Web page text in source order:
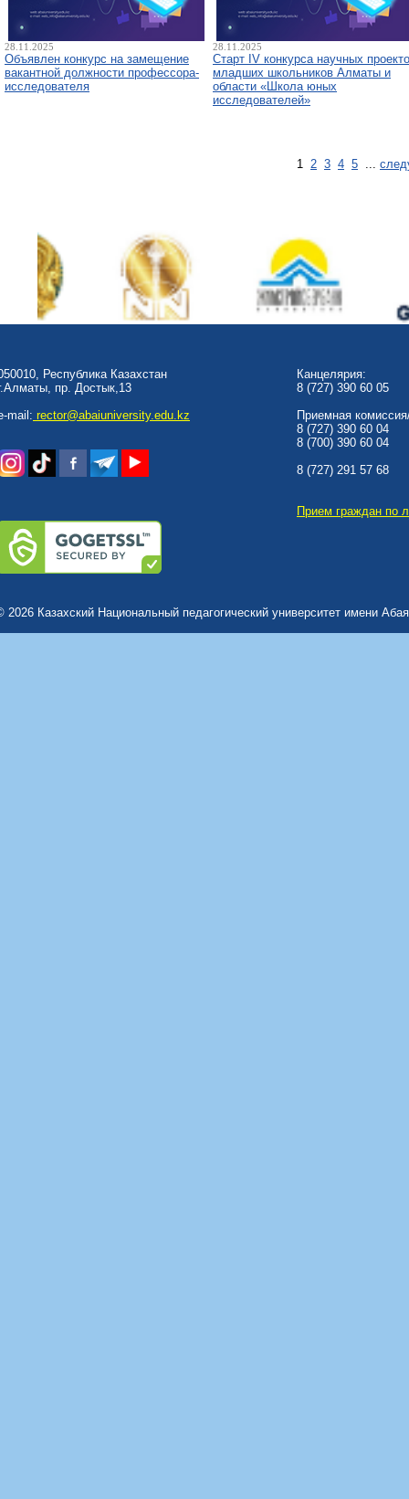
28.11.2025
Объявлен конкурс на замещение
вакантной должности профессора-
исследователя
28.11.2025
Старт IV конкурса научных
младших школьников Алматы и
области «Школа юных
исследователей»
1 2 3 4 5 ...
Республика Казахстан
пр. Достык,13
mail: rector@abaiuniversity.edu.kz
Канцелярия:
8 (727) 390 60 05
Приемная
8 (727) 390 60 04
8 (700) 390 60 04
8 (727) 291 57 68
Прием граждан по
2026 Казахский Национальный педагогический университет имени Абая